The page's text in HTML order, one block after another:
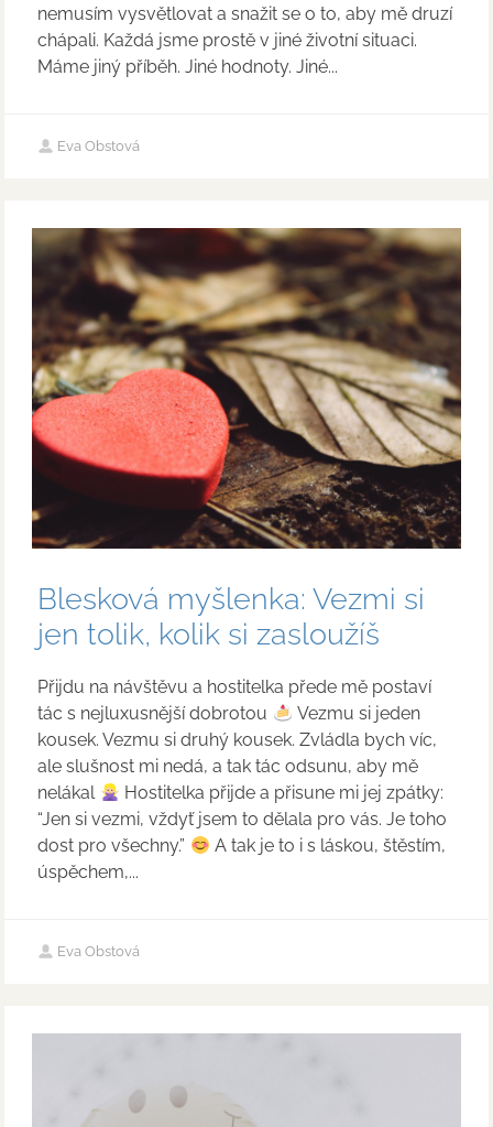
nemusím vysvětlovat a snažit se o to, aby mě druzí
chápali. Každá jsme prostě v jiné životní situaci.
Máme jiný příběh. Jiné hodnoty. Jiné...
Eva Obstová
Blesková myšlenka: Vezmi si
jen tolik, kolik si zasloužíš
Přijdu na návštěvu a hostitelka přede mě postaví
tác s nejluxusnější dobrotou
Vezmu si jeden
kousek. Vezmu si druhý kousek. Zvládla bych víc,
ale slušnost mi nedá, a tak tác odsunu, aby mě
nelákal
Hostitelka přijde a přisune mi jej zpátky:
“Jen si vezmi, vždyť jsem to dělala pro vás. Je toho
dost pro všechny.”
A tak je to i s láskou, štěstím,
úspěchem,...
Eva Obstová